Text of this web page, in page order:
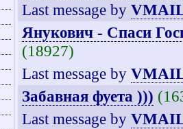
Last message by
Янукович - Спаси
(18927)
Last message by
Забавная фуета )))
Last message by